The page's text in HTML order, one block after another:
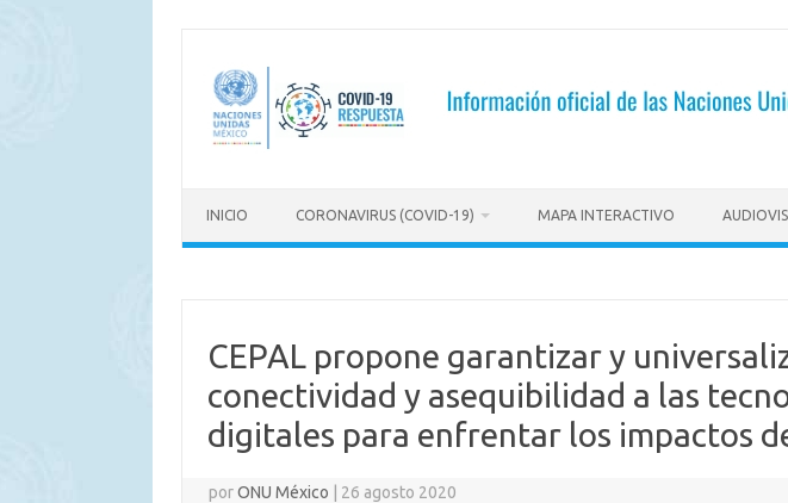
contenido
INICIO CORONAVIRUS (COVID-19) MAPA INTERACTIVO
CEPAL propone garantizar y
conectividad y asequibilidad a las
digitales para enfrentar los impactos
porONU México 26 agosto 2020